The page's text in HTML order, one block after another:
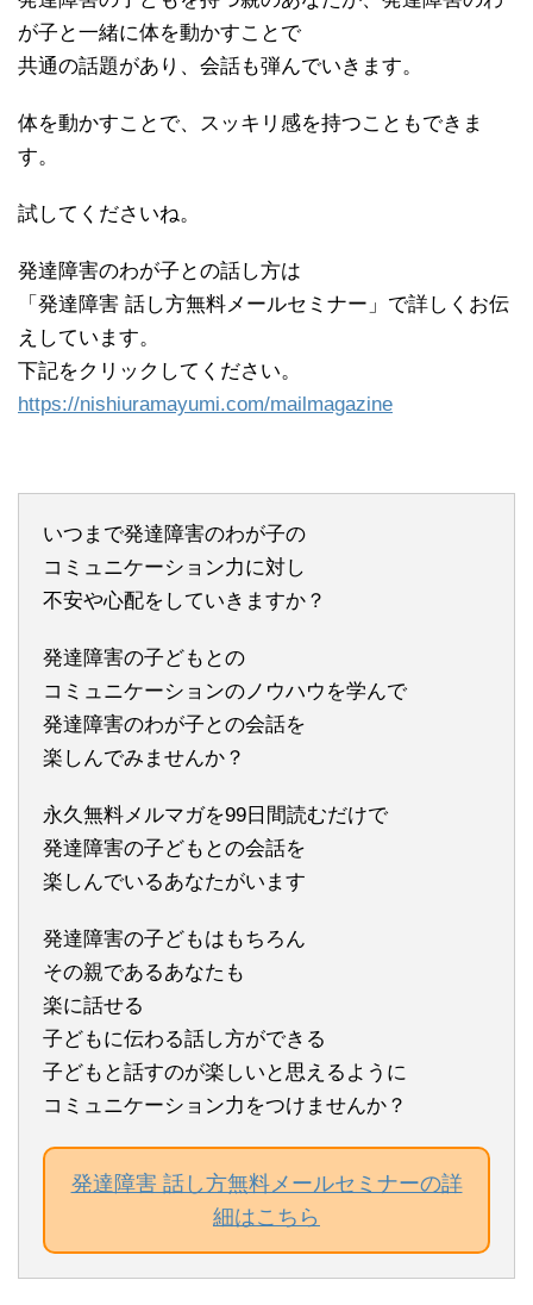
が子と一緒に体を動かすことで
共通の話題があり、会話も弾んでいきます。
体を動かすことで、スッキリ感を持つこともできま
す。
試してくださいね。
発達障害のわが子との話し方は
「発達障害 話し方無料メールセミナー」で詳しくお伝
えしています。
下記をクリックしてください。
https://nishiuramayumi.com/mailmagazine
いつまで発達障害のわが子の
コミュニケーション力に対し
不安や心配をしていきますか？
発達障害の子どもとの
コミュニケーションのノウハウを学んで
発達障害のわが子との会話を
楽しんでみませんか？
永久無料メルマガを99日間読むだけで
発達障害の子どもとの会話を
楽しんでいるあなたがいます
発達障害の子どもはもちろん
その親であるあなたも
楽に話せる
子どもに伝わる話し方ができる
子どもと話すのが楽しいと思えるように
コミュニケーション力をつけませんか？
発達障害 話し方無料メールセミナーの詳
細はこちら